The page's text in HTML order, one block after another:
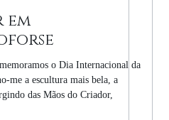
o Dia Internacional da
me a escultura mais bela, a
das Mãos do Criador,